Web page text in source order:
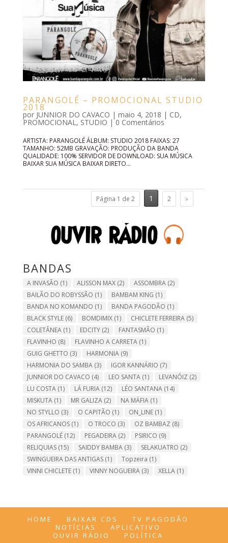
PARANGOLÉ – PROMOCIONAL STUDIO
2018
por JUNNIOR DO CAVACO | maio 4, 2018 | CD,
PROMOCIONAL , STUDIO |0 Comentários
ARTISTA: PARANGOLÉ ÁLBUM: STUDIO 2018 FAIXAS: 27
TAMANHO: 52MB GRAVAÇÃO: PRODUÇÃO DA BANDA
QUALIDADE: 100% SERVIDOR DE DOWNLOAD: SUA MÚSICA
BAIXAR SUA MÚSICA BAIXAR DIRETO...
Página 1 de 2 1 2 »
BANDAS
A INVASÃO (1) ALISSON MAX(2) ASSOMBRA(2)
BAILÃO DO ROBYSSÃO (1) BAMBAM KING (1)
BANDA NO KOMANDO (1) BANDA PAGODÃO (1)
BLACK STYLE(6) BOMDIMIX(1) CHICLETE FERREIRA(5)
COLETÂNEA(1) EDCITY(2) FANTASMÃO (1)
FLAVINHO (8) FLAVINHO A CARRETA(1)
GUIG GHETTO (3) HARMONIA(9)
HARMONIA DO SAMBA(3) IGOR KANNÁRIO (7)
JUNNIOR DO CAVACO (4) LEO SANTA(1) LEVANÓIZ (2)
LU COSTA(1) LÁ FURIA(12) LÉO SANTANA(14)
MISKUTA(1) MR GALIZA(2) NA MÁFIA(1)
NO STYLLO (3) O CAPITÃO (1) ON_LINE(1)
OS AFRICANOS(1) O TROCO (3) OZ BAMBAZ (8)
PARANGOLÉ(12) PEGADEIRA(2) PSIRICO (9)
RELIQUIAS(15) SAIDDY BAMBA(3) SELAKUATRO (2)
SWINGUEIRA DAS ANTIGAS(1) Topzeira (1)
VINNI CHICLETE(1) VINNY NOGUEIRA(3) XELLA(1)
HOME BAIXAR CDS
TV PAGODÃO
NOTÍCIAS
APLICATIVO
OUVIR RÁDIO
POLÍTICA